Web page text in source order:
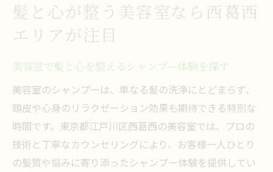
髪と心が整う美容室なら西葛西
エリアが注目
美容室で髪と心を整えるシャンプー体験を探す
美容室のシャンプーは、単なる髪の洗浄にとどまらず、
頭皮や心身のリラクゼーション効果も期待できる特別な
時間です。東京都江戸川区西葛西の美容室では、プロの
技術と丁寧なカウンセリングにより、お客様一人ひとり
の髪質や悩みに寄り添ったシャンプー体験を提供してい